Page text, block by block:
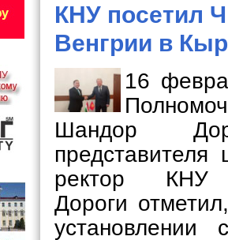
КНУ посетил
Венгрии в
16
Шандор
представителя
ректор
Дороги
установлении